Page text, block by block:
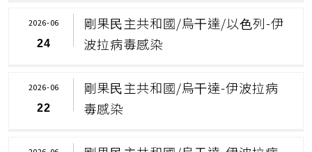
剛果⺠主共和國/烏⼲達/以⾊列-伊
波拉病毒感染
2026-06
24
剛果⺠主共和國/烏⼲達-伊波拉病
毒感染
2026-06
22